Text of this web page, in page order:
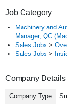
Job Category
Machinery and
Manager, QC
Sales Jobs >
Sales Jobs >
Company Details
Company Type